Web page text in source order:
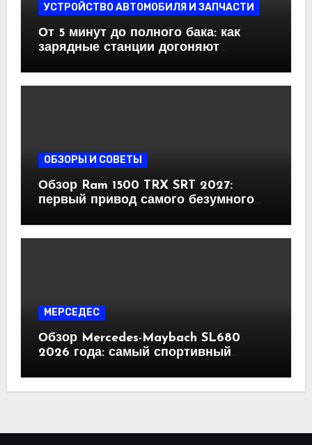
УСТРОЙСТВО АВТОМОБИЛЯ И ЗАПЧАСТИ
От 5 минут до полного бака: как
зарядные станции догоняют
ОБЗОРЫ И СОВЕТЫ
Обзор Ram 1500 TRX SRT 2027:
первый привод самого безумного
МЕРСЕДЕС
Обзор Mercedes-Maybach SL680
2026 года: самый спортивный